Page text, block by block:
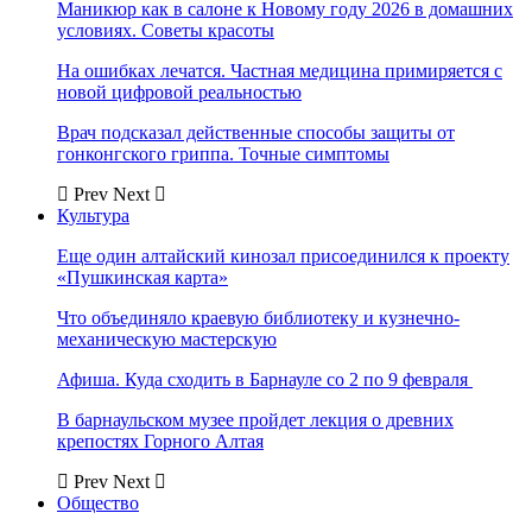
Маникюр как в салоне к Новому году 2026 в домашних
условиях. Советы красоты
На ошибках лечатся. Частная медицина примиряется с
новой цифровой реальностью
Врач подсказал действенные способы защиты от
гонконгского гриппа. Точные симптомы
Prev Next
Культура
Еще один алтайский кинозал присоединился к проекту
«Пушкинская карта»
Что объединяло краевую библиотеку и кузнечно-
механическую мастерскую
Афиша. Куда сходить в Барнауле со 2 по 9 февраля
В барнаульском музее пройдет лекция о древних
крепостях Горного Алтая
Prev Next
Общество